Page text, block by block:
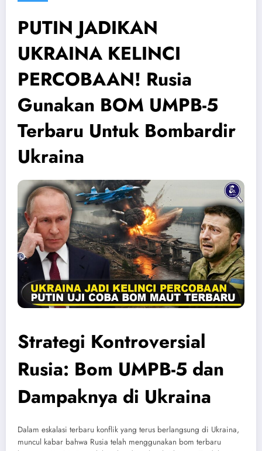
PUTIN JADIKAN
UKRAINA KELINCI
PERCOBAAN! Rusia
Gunakan BOM UMPB-5
Terbaru Untuk Bombardir
Ukraina
Strategi Kontroversial
Rusia: Bom UMPB-5 dan
Dampaknya di Ukraina
Dalam eskalasi terbaru konflik yang terus berlangsung di Ukraina,
muncul kabar bahwa Rusia telah menggunakan bom terbaru